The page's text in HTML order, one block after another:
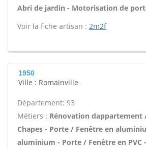
Abri de jardin - Motorisation de
Voir la fiche artisan : 2m2f
1950
Ville : Romainville
Département: 93
Métiers : Rénovation dappartement
Chapes - Porte / Fenêtre en
aluminium - Porte / Fenêtre en